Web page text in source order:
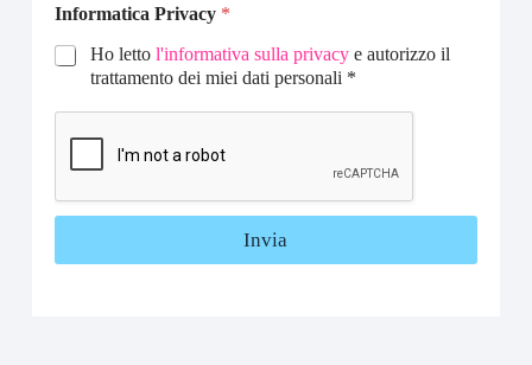
Informatica Privacy *
Ho lettol'informativa sulla privacy e autorizzo il
trattamento dei miei dati personali *
Invia